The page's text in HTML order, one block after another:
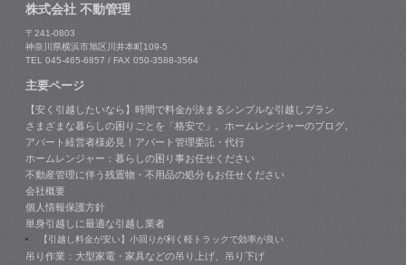
株式会社 不動管理
〒241-0803
神奈川県横浜市旭区川井本町109-5
TEL 045-465-6857 / FAX 050-3588-3564
主要ページ
【安く引越したいなら】時間で料金が決まるシンプルな引越しプラン
さまざまな暮らしの困りごとを「格安で」。ホームレンジャーのブログ。
アパート経営者様必見！アパート管理委託・代行
ホームレンジャー：暮らしの困り事お任せください
不動産管理に伴う残置物・不用品の処分もお任せください
会社概要
個人情報保護方針
単身引越しに最適な引越し業者
【引越し料金が安い】小回りが利く軽トラックで効率が良い
吊り作業：大型家電・家具などの吊り上げ、吊り下げ